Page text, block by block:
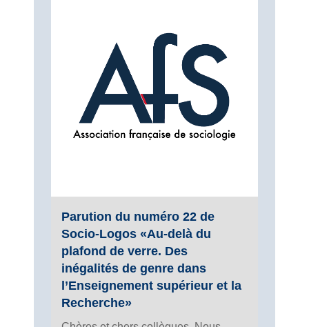
Parution du numéro 22 de
Socio-Logos «Au-delà du
plafond de verre. Des
inégalités de genre dans
l’Enseignement supérieur et la
Recherche»